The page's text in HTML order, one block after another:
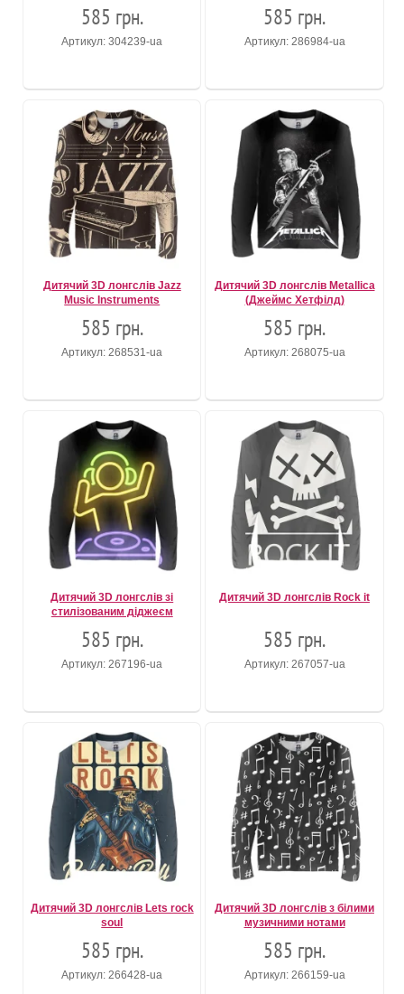
585 грн.
Артикул: 304239-ua
585 грн.
Артикул: 286984-ua
Дитячий 3D лонгслів Jazz
Music Instruments
585 грн.
Артикул: 268531-ua
Дитячий 3D лонгслів Metallica
(Джеймс Хетфілд)
585 грн.
Артикул: 268075-ua
Дитячий 3D лонгслів зі
стилізованим діджеєм
585 грн.
Артикул: 267196-ua
Дитячий 3D лонгслів Rock it
585 грн.
Артикул: 267057-ua
Дитячий 3D лонгслів Lets rock
soul
585 грн.
Артикул: 266428-ua
Дитячий 3D лонгслів з білими
музичними нотами
585 грн.
Артикул: 266159-ua